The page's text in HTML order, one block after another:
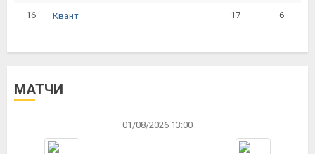
16 Квант 17 6
МАТЧИ
01/08/2026 13:00